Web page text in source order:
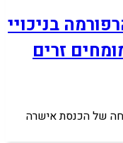
בניכויי
זרים
של הכנסת אישרה